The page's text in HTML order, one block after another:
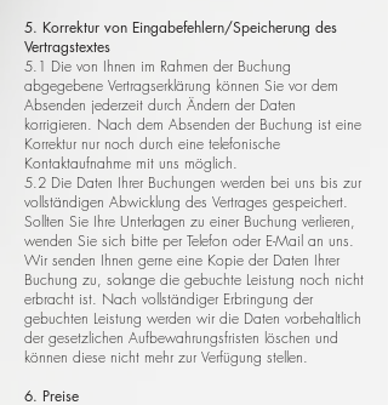
5. Korrektur von Eingabefehlern/Speicherung des
Vertragstextes
5.1 Die von Ihnen im Rahmen der Buchung
abgegebene Vertragserklärung können Sie vor dem
Absenden jederzeit durch Ändern der Daten
korrigieren. Nach dem Absenden der Buchung ist eine
Korrektur nur noch durch eine telefonische
Kontaktaufnahme mit uns möglich.
5.2 Die Daten Ihrer Buchungen werden bei uns bis zur
vollständigen Abwicklung des Vertrages gespeichert.
Sollten Sie Ihre Unterlagen zu einer Buchung verlieren,
wenden Sie sich bitte per Telefon oder E-Mail an uns.
Wir senden Ihnen gerne eine Kopie der Daten Ihrer
Buchung zu, solange die gebuchte Leistung noch nicht
erbracht ist. Nach vollständiger Erbringung der
gebuchten Leistung werden wir die Daten vorbehaltlich
der gesetzlichen Aufbewahrungsfristen löschen und
können diese nicht mehr zur Verfügung stellen.
6. Preise